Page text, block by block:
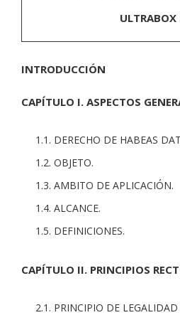
ULTRABOX
INTRODUCCIÓN
CAPÍTULO I. ASPECTOS
1.1. DERECHO DE HABEAS
1.2. OBJETO.
1.3. AMBITO DE APLICACIÓN.
1.4. ALCANCE.
1.5. DEFINICIONES.
CAPÍTULO II. PRINCIPIOS
2.1. PRINCIPIO DE